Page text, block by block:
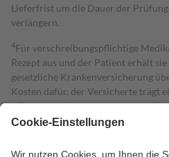
Lieferfrist um die Dauer der
verlängern.
4Für verschreibungspflichtige
Rezept aus und der Patient erhält
gesetzliche Krankenversicherung
Kosten dafür, der Versicherte trägt
mit.
Grundsätzlich leisten Mitglieder
höchstens zehn Euro.
Es sind